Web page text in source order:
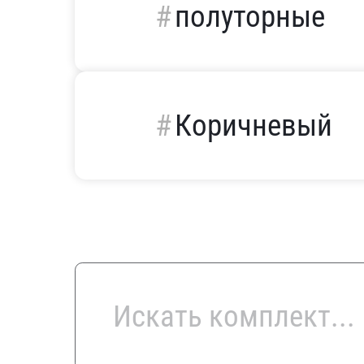
полуторные
Коричневый